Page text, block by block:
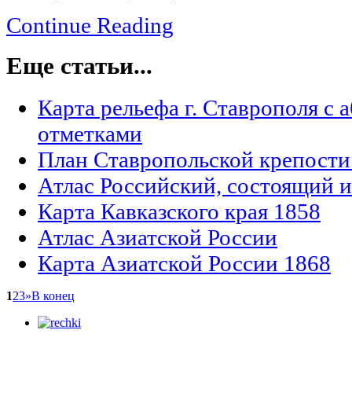
Continue Reading
Еще статьи...
Карта рельефа г. Ставрополя с
отметками
План Ставропольской
Атлас Российский, состоящий
Карта Кавказского края 1858
Атлас Азиатской России
Карта Азиатской России 1868
123»В конец